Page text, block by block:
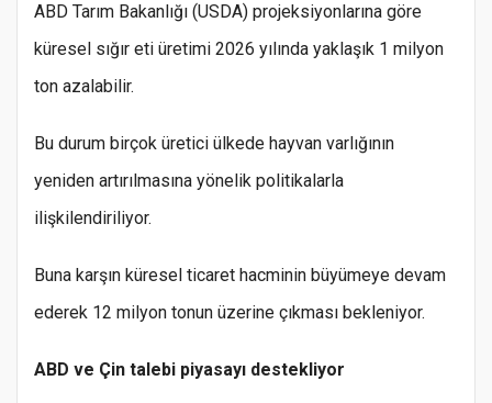
ABD Tarım Bakanlığı (USDA) projeksiyonlarına göre
küresel sığır eti üretimi 2026 yılında yaklaşık 1 milyon
ton azalabilir.
Bu durum birçok üretici ülkede hayvan varlığının
yeniden artırılmasına yönelik politikalarla
ilişkilendiriliyor.
Buna karşın küresel ticaret hacminin büyümeye devam
ederek 12 milyon tonun üzerine çıkması bekleniyor.
ABD ve Çin talebi piyasayı destekliyor